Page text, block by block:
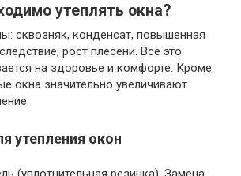
утеплять окна?
сквозняк, конденсат, повышенная
рост плесени. Все это
на здоровье и комфорте. Кроме
окна значительно увеличивают
утепления окон